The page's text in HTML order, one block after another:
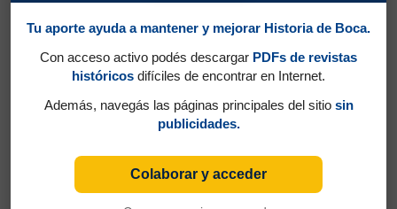
Partidos jugados por Domingo Alberto
Pertini, Dante Santiago
Tu aporte ayuda a mantener y mejorar Historia de Boca.
Con acceso activo podés descargar PDFs de revistas
históricos difíciles de encontrar en Internet.
Además, navegás las páginas principales del sitio sin
publicidades.
Colaborar y acceder